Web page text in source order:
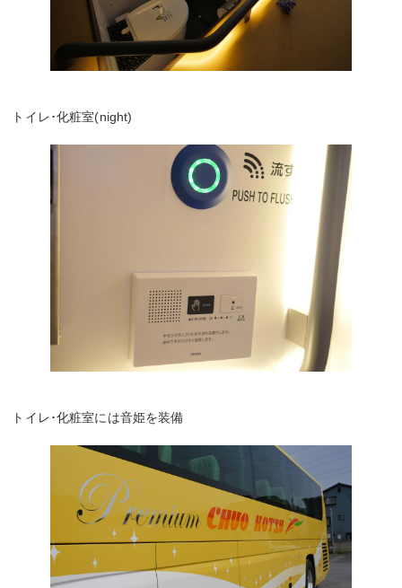
トイレ･化粧室(night)
トイレ･化粧室には音姫を装備